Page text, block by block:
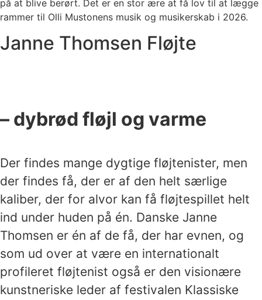
på at blive berørt. Det er en stor ære at få lov til at lægge
rammer til Olli Mustonens musik og musikerskab i 2026.
Janne Thomsen Fløjte
– dybrød fløjl og varme
Der findes mange dygtige fløjtenister, men
der findes få, der er af den helt særlige
kaliber, der for alvor kan få fløjtespillet helt
ind under huden på én. Danske Janne
Thomsen er én af de få, der har evnen, og
som ud over at være en internationalt
profileret fløjtenist også er den visionære
kunstneriske leder af festivalen Klassiske